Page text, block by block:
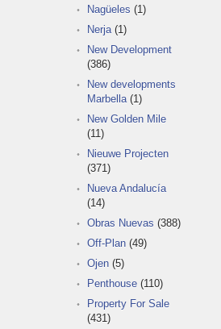
Nagüeles (1)
Nerja (1)
New Development
(386)
New developments
Marbella (1)
New Golden Mile
(11)
Nieuwe Projecten
(371)
Nueva Andalucía
(14)
Obras Nuevas (388)
Off-Plan (49)
Ojen (5)
Penthouse (110)
Property For Sale
(431)